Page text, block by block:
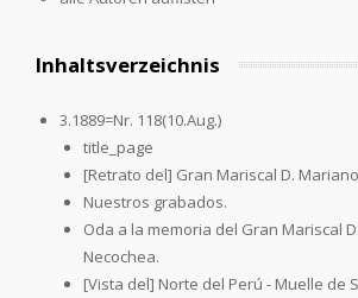
Inhaltsverzeichnis
3.1889=Nr. 118(10.Aug.)
title_page
[Retrato del] Gran Mariscal D.
Nuestros grabados.
Oda a la memoria del Gran Mariscal
Necochea.
[Vista del] Norte del Perú - Muelle de